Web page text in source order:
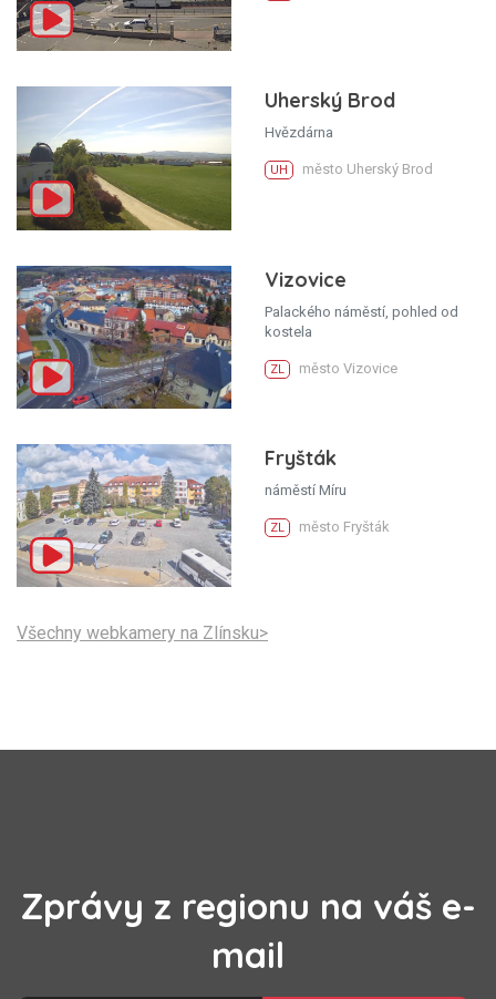
Uherský Brod
Hvězdárna
UH město Uherský Brod
Vizovice
Palackého náměstí, pohled od
kostela
ZL město Vizovice
Fryšták
náměstí Míru
ZL město Fryšták
Všechny webkamery na Zlínsku>
Zprávy z regionu na váš e-
mail